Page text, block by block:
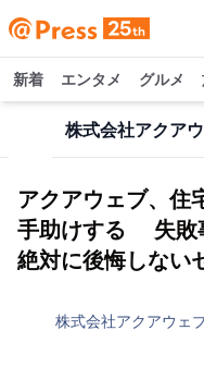
新着 エンタメ グルメ
株式会社アクア
アクアウェブ、住
手助けする 失敗
絶対に後悔しない
株式会社アクアウェ